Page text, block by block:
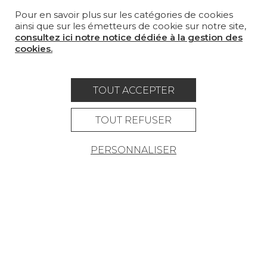
MAGAZINE
LA MAISON
Pour en savoir plus sur les catégories de cookies
ainsi que sur les émetteurs de cookie sur notre site,
consultez ici notre notice dédiée à la gestion des
cookies.
TOUT ACCEPTER
TOUT REFUSER
PERSONNALISER